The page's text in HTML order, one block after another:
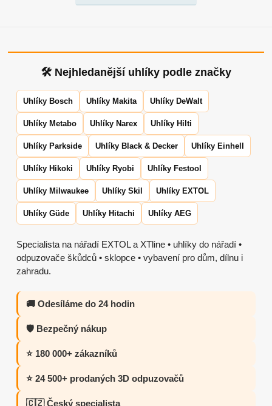
🛠 Nejhledanější uhlíky podle značky
Uhlíky Bosch Uhlíky Makita Uhlíky DeWalt
Uhlíky Metabo Uhlíky Narex Uhlíky Hilti
Uhlíky Parkside Uhlíky Black & Decker Uhlíky Einhell
Uhlíky Hikoki Uhlíky Ryobi Uhlíky Festool
Uhlíky Milwaukee Uhlíky Skil Uhlíky EXTOL
Uhlíky Güde Uhlíky Hitachi Uhlíky AEG
Specialista na nářadí EXTOL a XTline • uhlíky do nářadí •
odpuzovače škůdců • sklopce • vybavení pro dům, dílnu i
zahradu.
🚚 Odesíláme do 24 hodin
🛡️ Bezpečný nákup
⭐ 180 000+ zákazníků
⭐ 24 500+ prodaných 3D odpuzovačů
🇨🇿 Český specialista